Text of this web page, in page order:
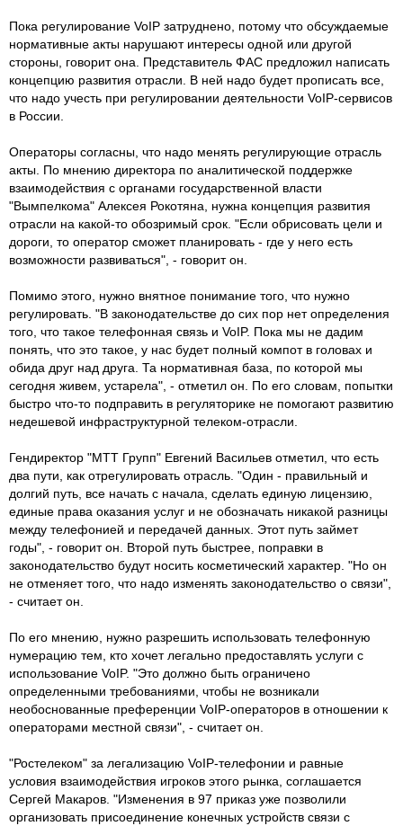
Пока регулирование VoIP затруднено, потому что обсуждаемые
нормативные акты нарушают интересы одной или другой
стороны, говорит она. Представитель ФАС предложил написать
концепцию развития отрасли. В ней надо будет прописать все,
что надо учесть при регулировании деятельности VoIP-сервисов
в России.
Операторы согласны, что надо менять регулирующие отрасль
акты. По мнению директора по аналитической поддержке
взаимодействия с органами государственной власти
"Вымпелкома" Алексея Рокотяна, нужна концепция развития
отрасли на какой-то обозримый срок. "Если обрисовать цели и
дороги, то оператор сможет планировать - где у него есть
возможности развиваться", - говорит он.
Помимо этого, нужно внятное понимание того, что нужно
регулировать. "В законодательстве до сих пор нет определения
того, что такое телефонная связь и VoIP. Пока мы не дадим
понять, что это такое, у нас будет полный компот в головах и
обида друг над друга. Та нормативная база, по которой мы
сегодня живем, устарела", - отметил он. По его словам, попытки
быстро что-то подправить в регуляторике не помогают развитию
недешевой инфраструктурной телеком-отрасли.
Гендиректор "МТТ Групп" Евгений Васильев отметил, что есть
два пути, как отрегулировать отрасль. "Один - правильный и
долгий путь, все начать с начала, сделать единую лицензию,
единые права оказания услуг и не обозначать никакой разницы
между телефонией и передачей данных. Этот путь займет
годы", - говорит он. Второй путь быстрее, поправки в
законодательство будут носить косметический характер. "Но он
не отменяет того, что надо изменять законодательство о связи",
- считает он.
По его мнению, нужно разрешить использовать телефонную
нумерацию тем, кто хочет легально предоставлять услуги с
использование VoIP. "Это должно быть ограничено
определенными требованиями, чтобы не возникали
необоснованные преференции VoIP-операторов в отношении к
операторами местной связи", - считает он.
"Ростелеком" за легализацию VoIP-телефонии и равные
условия взаимодействия игроков этого рынка, соглашается
Сергей Макаров. "Изменения в 97 приказ уже позволили
организовать присоединение конечных устройств связи с